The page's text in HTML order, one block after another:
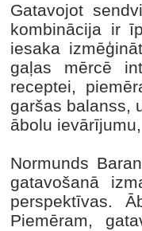
Gatavojot
kombinācija ir
iesaka
gaļas mērcē
receptei,
garšas balanss,
ābolu
Normunds
gatavošanā
perspektīvas.
Piemēram,